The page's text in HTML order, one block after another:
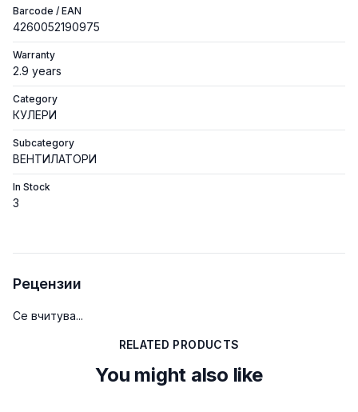
Barcode / EAN
4260052190975
Warranty
2.9 years
Category
КУЛЕРИ
Subcategory
ВЕНТИЛАТОРИ
In Stock
3
Рецензии
Се вчитува...
RELATED PRODUCTS
You might also like